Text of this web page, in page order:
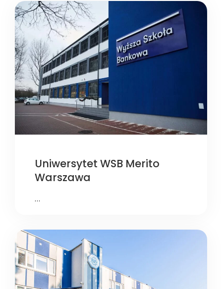
Uniwersytet WSB Merito
Warszawa
…